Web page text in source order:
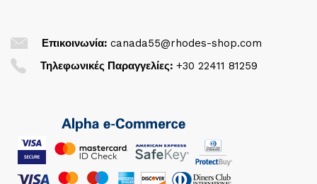
Επικοινωνία: canada55@rhodes-shop.com
Τηλεφωνικές Παραγγελίες: +30 22411 81259